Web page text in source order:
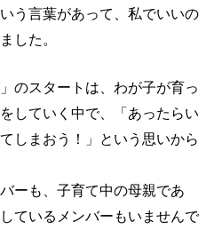
う言葉があって、私でいいの
した。
のスタートは、わが子が育っ
していく中で、「あったらい
しまおう！」という思いから
ーも、子育て中の母親であ
ているメンバーもいませんで